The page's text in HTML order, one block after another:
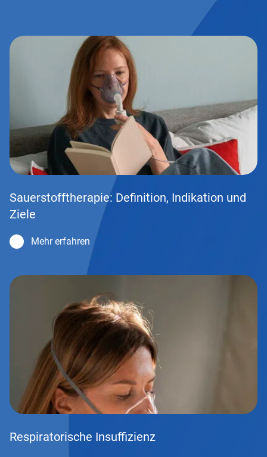
Sauerstofftherapie: Definition, Indikation und
Ziele
Mehr erfahren
Respiratorische Insuffizienz